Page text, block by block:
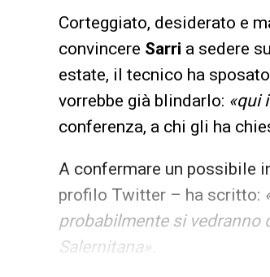
Corteggiato, desiderato e
convincere Sarri a sedere
estate, il tecnico ha
vorrebbe già blindarlo: «qui
conferenza, a chi gli ha
A confermare un possibile
profilo Twitter – ha scritto:
probabilmente si vedranno
Salernitana».